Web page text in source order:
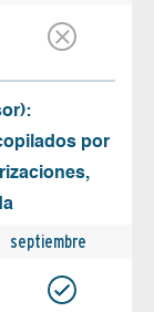
por
septiembre